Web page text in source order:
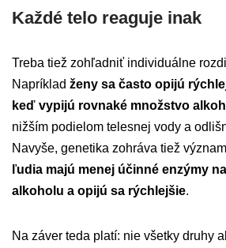
Každé telo reaguje inak
Treba tiež zohľadniť individuálne
Napríklad ženy sa často opijú
keď vypijú rovnaké množstvo
nižším podielom telesnej vody a
Navyše, genetika zohráva tiež
ľudia majú menej účinné enzýmy
alkoholu a opijú sa rýchlejšie.
Na záver teda platí: nie všetky druhy